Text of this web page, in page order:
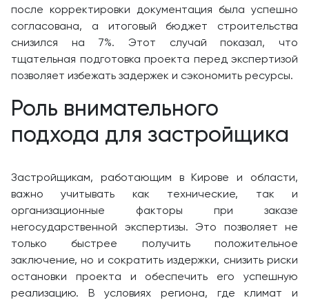
после корректировки документация была успешно
согласована, а итоговый бюджет строительства
снизился на 7%. Этот случай показал, что
тщательная подготовка проекта перед экспертизой
позволяет избежать задержек и сэкономить ресурсы.
Роль внимательного
подхода для застройщика
Застройщикам, работающим в Кирове и области,
важно учитывать как технические, так и
организационные факторы при заказе
негосударственной экспертизы. Это позволяет не
только быстрее получить положительное
заключение, но и сократить издержки, снизить риски
остановки проекта и обеспечить его успешную
реализацию. В условиях региона, где климат и